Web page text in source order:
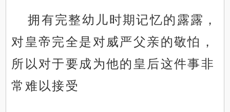
拥有完整幼儿时期记忆的露露，
对皇帝完全是对威严父亲的敬怕，
所以对于要成为他的皇后这件事非
常难以接受